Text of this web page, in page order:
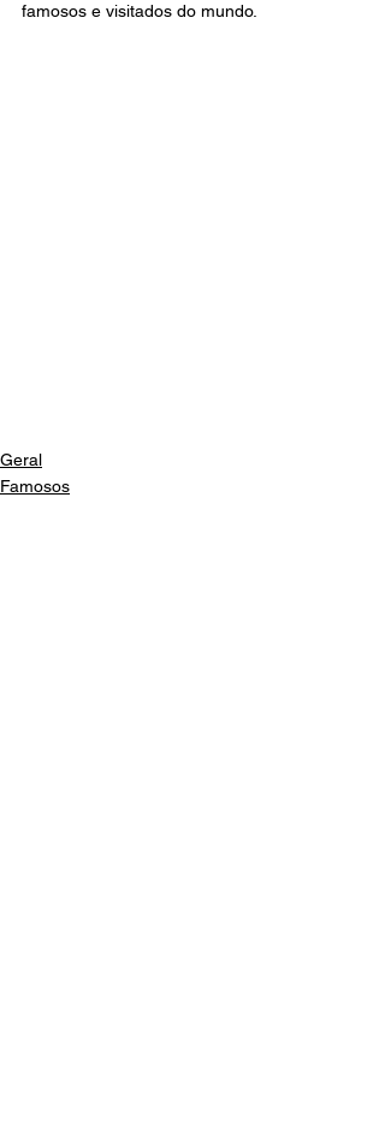
famosos e visitados do mundo.
Geral
Famosos